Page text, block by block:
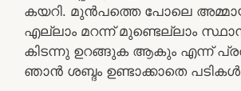
കയറി. മുൻപത്തെ പോലെ
എല്ലാം മറന്ന് മുണ്ടെല്ലാം
കിടന്നു ഉറങ്ങുക ആകും എന്ന്
ഞാൻ ശബ്ദം ഉണ്ടാക്കാതെ